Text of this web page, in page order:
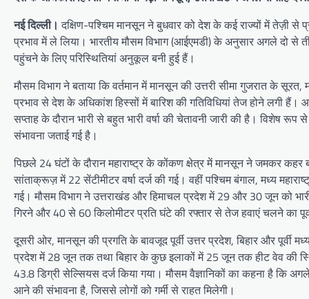
नई दिल्ली।दक्षिण-पश्चिम मानसून ने बुधवार को देश के कई राज्यों में तेज़ी से
प्रभाव में ले लिया। भारतीय मौसम विभाग (आईएमडी) के अनुसार अगले दो से
पहुंचने के लिए परिस्थितियां अनुकूल बनी हुई हैं।
मौसम विभाग ने बताया कि वर्तमान में मानसून की उत्तरी सीमा गुजरात के
प्रभाव से देश के अधिकांश हिस्सों में बारिश की गतिविधियां तेज होने लगी हैं।
सप्ताह के दौरान भारी से बहुत भारी वर्षा की चेतावनी जारी की है। विशेष
संभावना जताई गई है।
पिछले 24 घंटों के दौरान महाराष्ट्र के कोंकण क्षेत्र में मानसून ने जमकर
सांताक्रूज़ में 22 सेंटीमीटर वर्षा दर्ज की गई। वहीं पश्चिम बंगाल, मध्य
गई। मौसम विभाग ने उत्तराखंड और हिमाचल प्रदेश में 29 और 30 जून को
गिरने और 40 से 60 किलोमीटर प्रति घंटे की रफ्तार से तेज हवाएं चलने का
दूसरी ओर, मानसून की प्रगति के बावजूद पूर्वी उत्तर प्रदेश, बिहार और
प्रदेश में 28 जून तक तथा बिहार के कुछ इलाकों में 25 जून तक हीट वेव की
43.8 डिग्री सेल्सियस दर्ज किया गया। मौसम वैज्ञानिकों का कहना है कि
आने की संभावना है, जिससे लोगों को गर्मी से राहत मिलेगी।